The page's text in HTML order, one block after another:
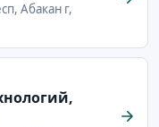
Абакан г,